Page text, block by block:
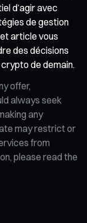
d’agir avec
de gestion
article vous
des décisions
de demain.
offer,
always seek
any
may restrict or
from
please read the